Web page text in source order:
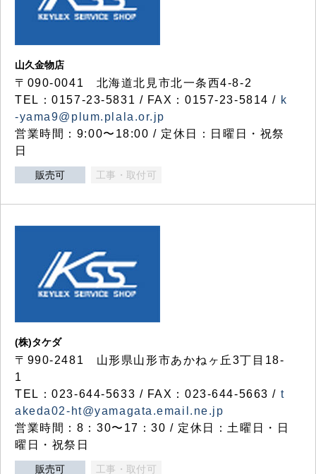
山久金物店
〒090-0041 北海道北見市北一条西4-8-2
TEL：0157-23-5831 / FAX：0157-23-5814 / k
-yama9@plum.plala.or.jp
営業時間：9:00〜18:00 / 定休日：日曜日・祝祭
日
販売可 工事・取付可
(株)タケダ
〒990-2481 山形県山形市あかねヶ丘3丁目18-
1
TEL：023-644-5633 / FAX：023-644-5663 / t
akeda02-ht@yamagata.email.ne.jp
営業時間：8：30〜17：30 / 定休日：土曜日・日
曜日・祝祭日
販売可 工事・取付可